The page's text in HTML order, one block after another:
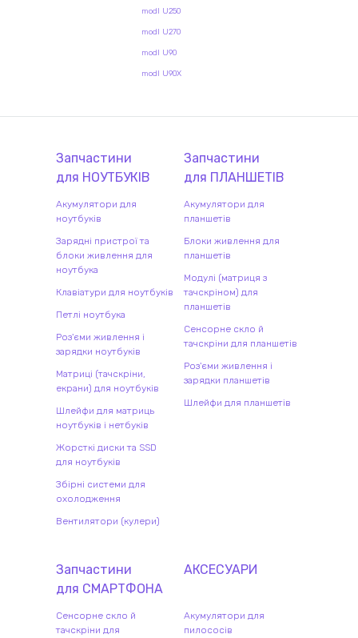
modl U250
modl U270
modl U90
modl U90X
Запчастини
для НОУТБУКІВ
Акумулятори для
ноутбуків
Зарядні пристрої та
блоки живлення для
ноутбука
Клавіатури для ноутбуків
Петлі ноутбука
Роз'єми живлення і
зарядки ноутбуків
Матриці (тачскріни,
екрани) для ноутбуків
Шлейфи для матриць
ноутбуків і нетбуків
Жорсткі диски та SSD
для ноутбуків
Збірні системи для
охолодження
Вентилятори (кулери)
Запчастини
для ПЛАНШЕТІВ
Акумулятори для
планшетів
Блоки живлення для
планшетів
Модулі (матриця з
тачскріном) для
планшетів
Сенсорне скло й
тачскріни для планшетів
Роз'єми живлення і
зарядки планшетів
Шлейфи для планшетів
Запчастини
для СМАРТФОНА
Сенсорне скло й
тачскріни для
АКСЕСУАРИ
Акумулятори для
пилососів